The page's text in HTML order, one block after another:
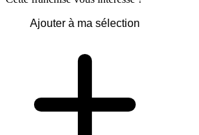
Ajouter à ma sélection